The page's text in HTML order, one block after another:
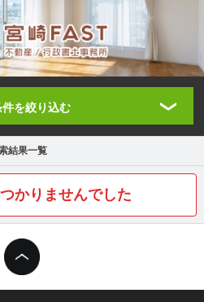
件を絞り込む
結果一覧
かりませんでした